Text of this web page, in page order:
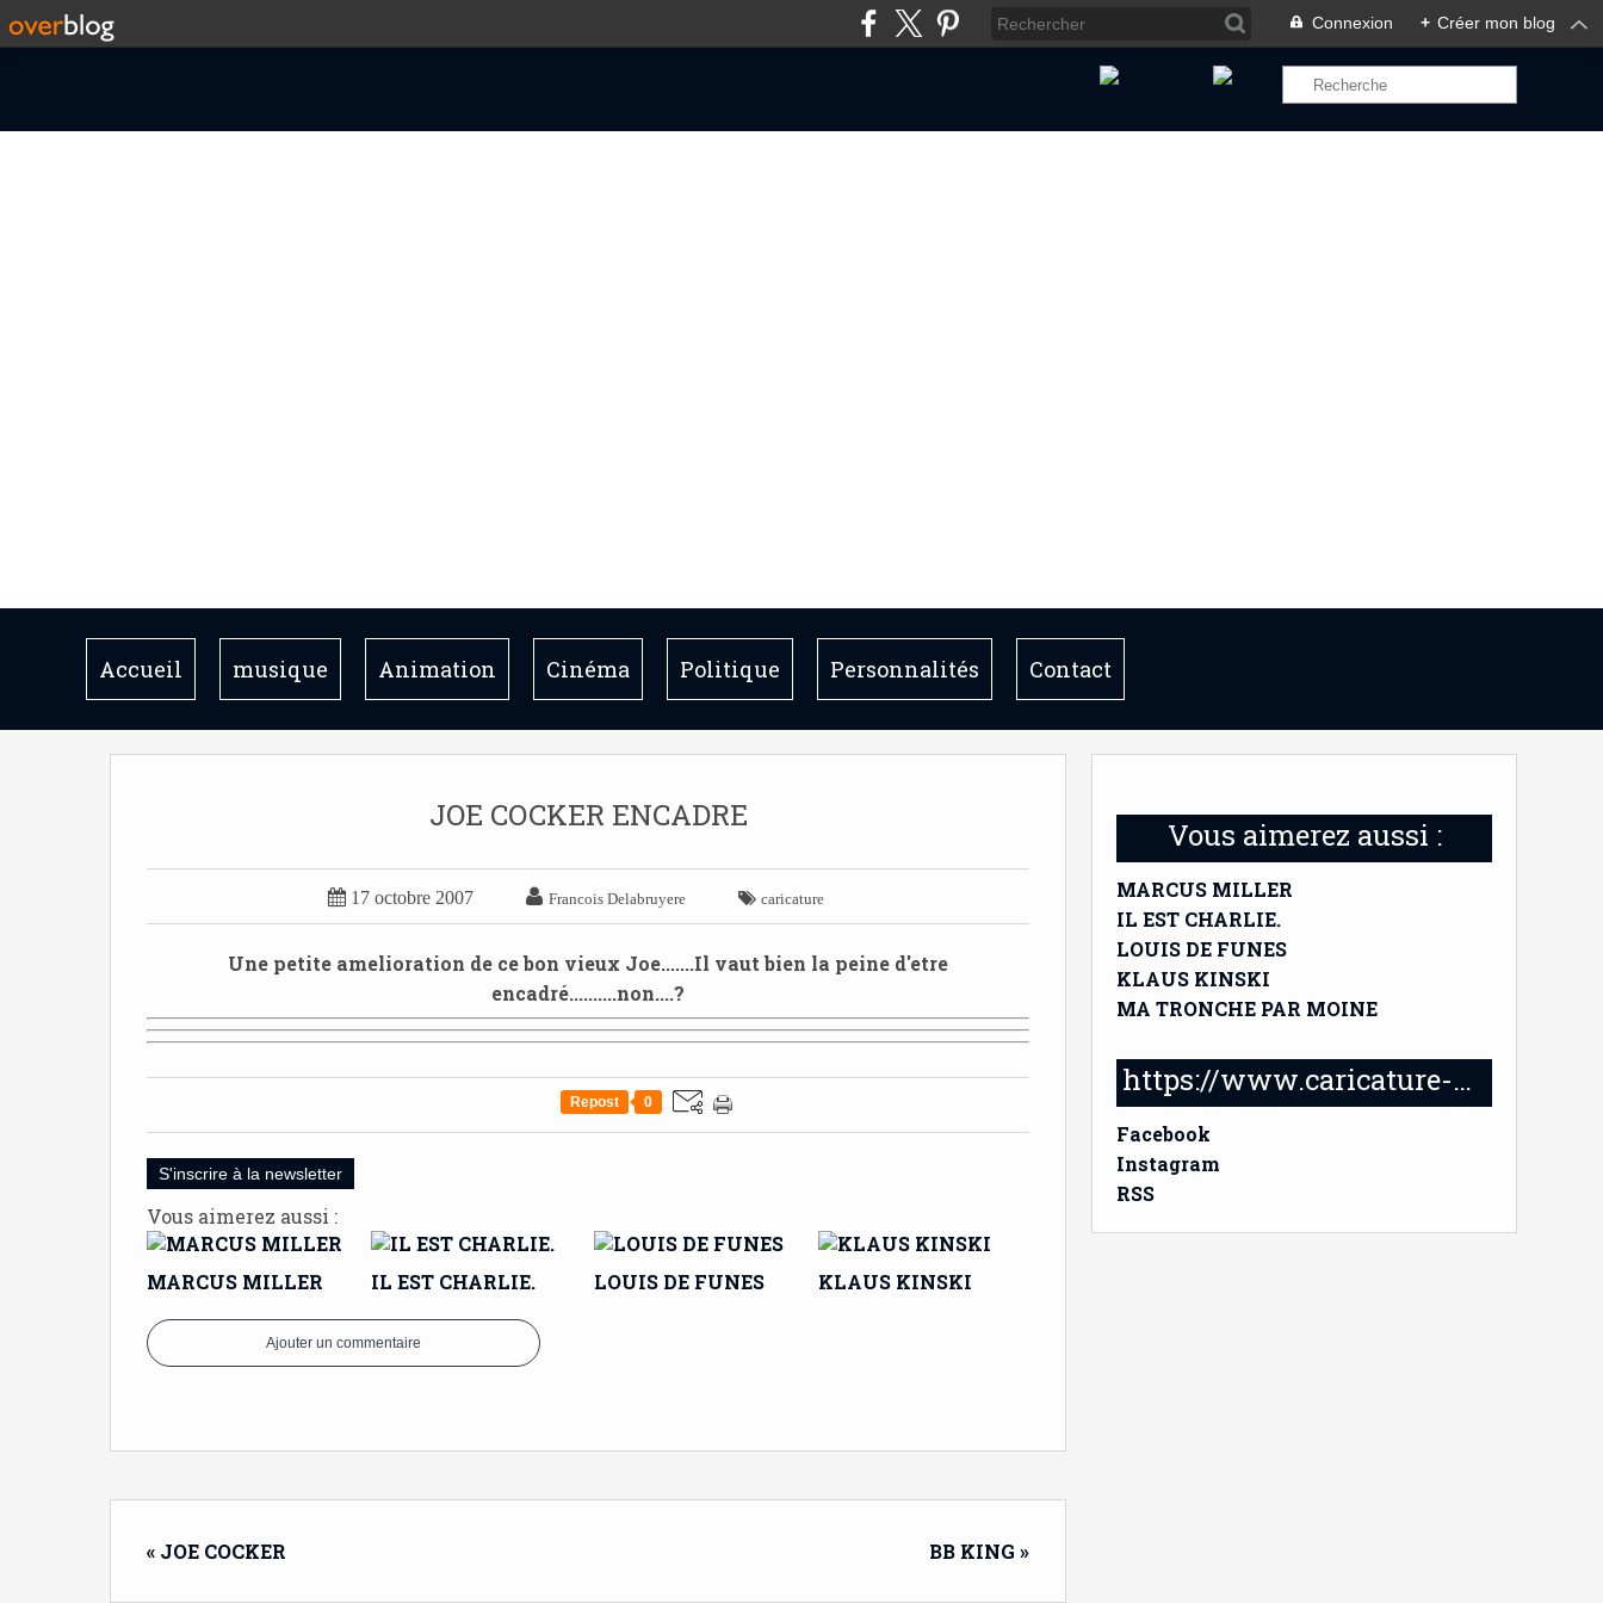
Connexion + Créer mon blog
Accueil musique Animation Cinéma Politique Personnalités Contact
Vous aimerez aussi :
MARCUS MILLER
IL EST CHARLIE.
LOUIS DE FUNES
KLAUS KINSKI
MA TRONCHE PAR MOINE
https://www.caricature-delabruyere.com/
Facebook
Instagram
RSS
JOE COCKER ENCADRE
 17 octobre 2007  Francois Delabruyere  caricature
Une petite amelioration de ce bon vieux Joe.......Il vaut bien la peine d'etre
encadré..........non....?
Repost 0
S'inscrire à la newsletter
Vous aimerez aussi :
MARCUS MILLER IL EST CHARLIE. LOUIS DE FUNES KLAUS KINSKI
Ajouter un commentaire
« JOE COCKER BB KING »